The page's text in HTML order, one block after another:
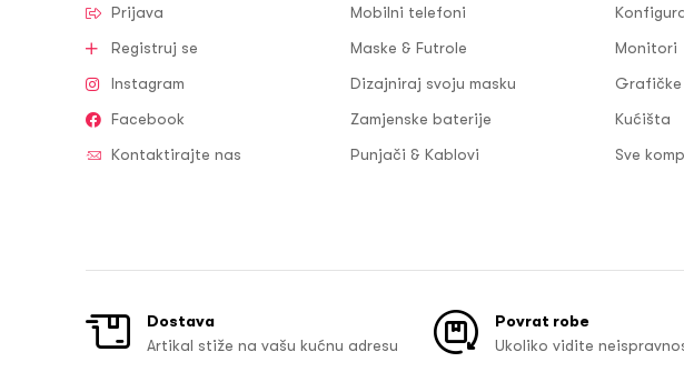
Prijava
Registruj se
Instagram
Facebook
Kontaktirajte nas
Mobilni telefoni
Maske & Futrole
Dizajniraj svoju masku
Zamjenske baterije
Punjači & Kablovi
Monitori
Kućišta
Sve
Dostava
Artikal stiže na vašu kućnu adresu
Povrat robe
Ukoliko vidite